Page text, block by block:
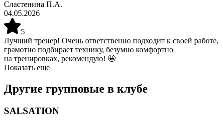
Сластенина П.А.
04.05.2026
5
Лучший тренер! Очень ответственно подходит к своей работе,
грамотно подбирает технику, безумно комфортно
на тренировках, рекомендую! 🤩
Показать еще
Другие групповые в клубе
SALSATION